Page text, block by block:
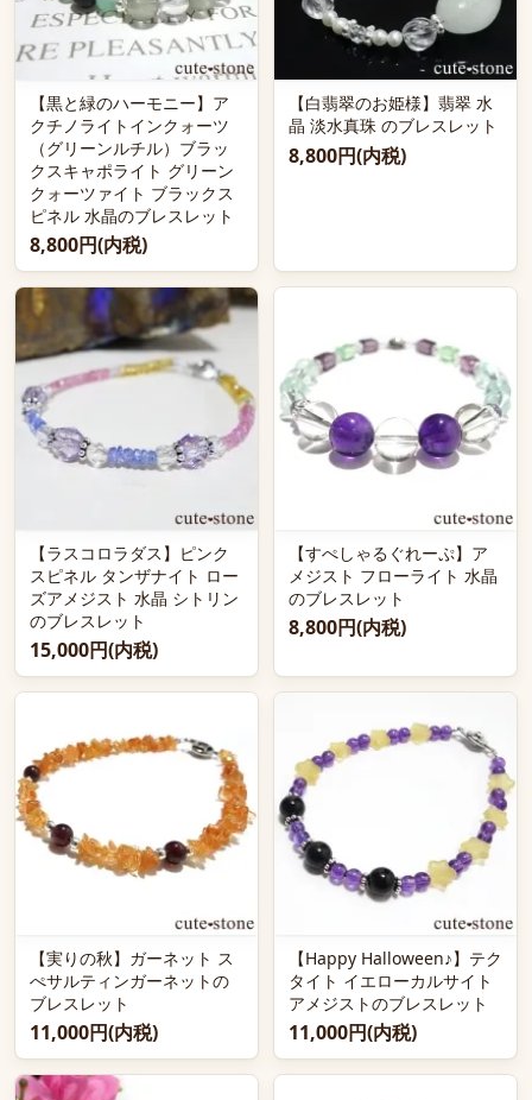
【黒と緑のハーモニー】ア
クチノライトインクォーツ
（グリーンルチル）ブラッ
クスキャポライト グリーン
クォーツァイト ブラックス
ピネル 水晶のブレスレット
8,800円(内税)
【白翡翠のお姫様】翡翠 水
晶 淡水真珠 のブレスレット
8,800円(内税)
【ラスコロラダス】ピンク
スピネル タンザナイト ロー
ズアメジスト 水晶 シトリン
のブレスレット
15,000円(内税)
【すぺしゃるぐれーぷ】ア
メジスト フローライト 水晶
のブレスレット
8,800円(内税)
【実りの秋】ガーネット ス
ぺサルティンガーネットの
ブレスレット
11,000円(内税)
【Happy Halloween♪】テク
タイト イエローカルサイト
アメジストのブレスレット
11,000円(内税)